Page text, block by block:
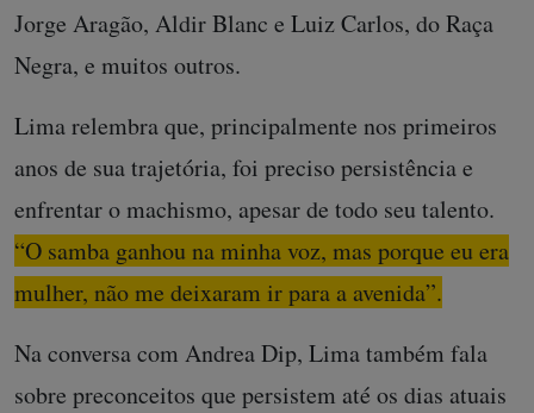
Jorge Aragão, Aldir Blanc e Luiz Carlos, do Raça
Negra, e muitos outros.
Lima relembra que, principalmente nos primeiros
anos de sua trajetória, foi preciso persistência e
enfrentar o machismo, apesar de todo seu talento.
“O samba ganhou na minha voz, mas porque eu era
mulher, não me deixaram ir para a avenida”.
Na conversa com Andrea Dip, Lima também fala
sobre preconceitos que persistem até os dias atuais